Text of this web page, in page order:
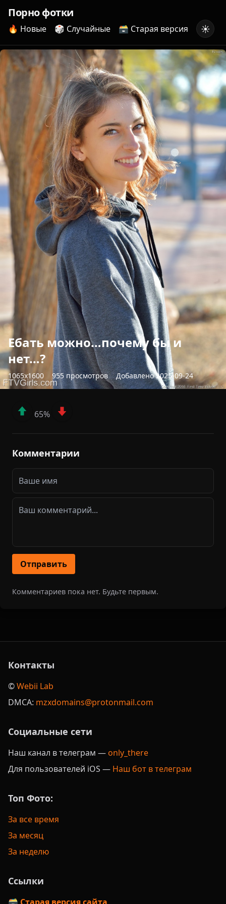
Порно фотки
🔥 Новые 🎲 Случайные 🗃️ Старая версия ☀️
Ебать можно…почему бы и
нет…?
1065x1600 955 просмотров Добавлено 2025-09-24
65%
Комментарии
Отправить
Комментариев пока нет. Будьте первым.
Контакты
©️Webii Lab
DMCA: mzxdomains@protonmail.com
Социальные сети
Наш канал в телеграм —only_there
Для пользователей iOS — Наш бот в телеграм
Топ Фото:
За все время
За месяц
За неделю
Ссылки